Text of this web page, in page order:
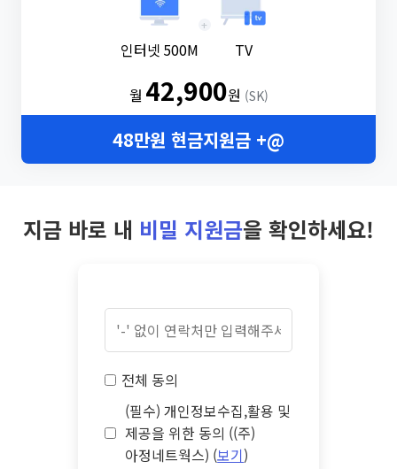
인터넷 500M
+
TV
월 42,900원 (SK)
48만원 현금지원금 +@
지금 바로 내 비밀 지원금을 확인하세요!
전체 동의
(필수) 개인정보수집,활용 및
제공을 위한 동의 ((주)
아정네트웍스) (보기)